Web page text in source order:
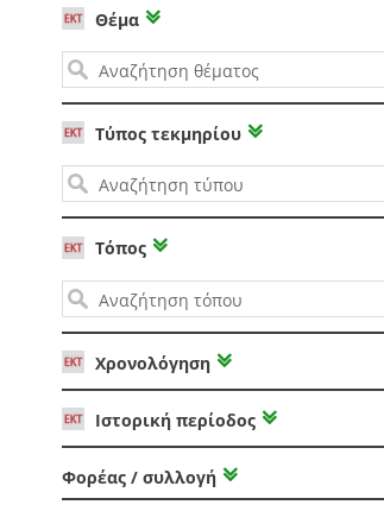
Θέμα
Τύπος τεκμηρίου
Τόπος
Χρονολόγηση
Ιστορική περίοδος
Φορέας / συλλογή